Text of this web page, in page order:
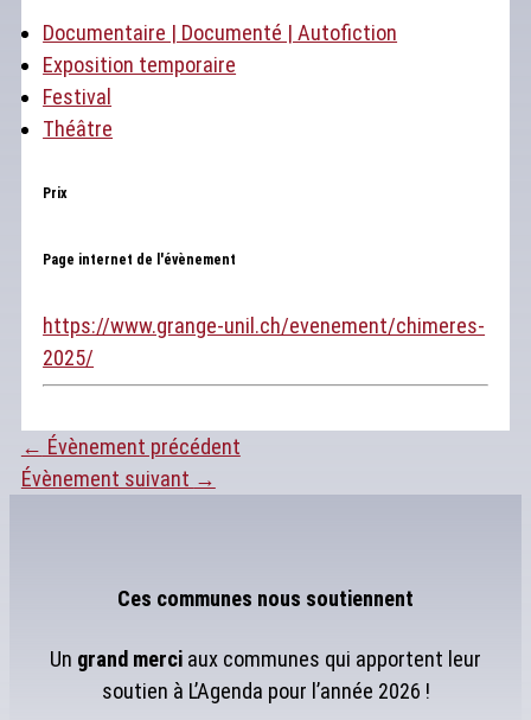
Documentaire | Documenté | Autofiction
Exposition temporaire
Festival
Théâtre
Prix
Page internet de l'évènement
https://www.grange-unil.ch/evenement/chimeres-
2025/
← Évènement précédent
Évènement suivant →
Ces communes nous soutiennent
Un grand merci aux communes qui apportent leur
soutien à L’Agenda pour l’année 2026 !